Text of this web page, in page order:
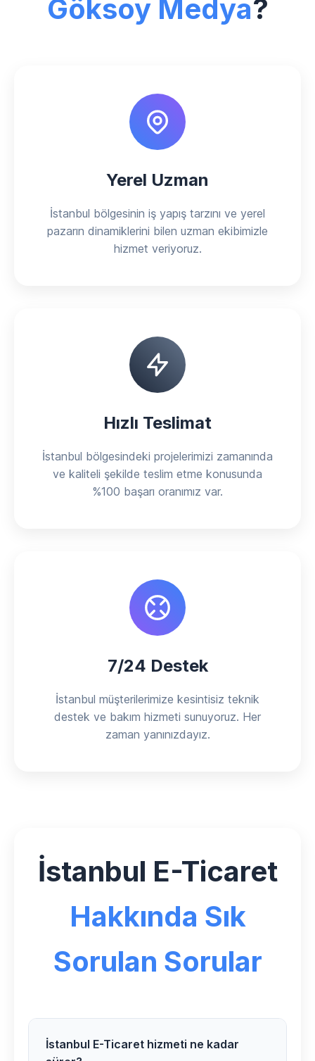
Göksoy Medya?
Yerel Uzman
İstanbul bölgesinin iş yapış tarzını ve yerel
pazarın dinamiklerini bilen uzman ekibimizle
hizmet veriyoruz.
Hızlı Teslimat
İstanbul bölgesindeki projelerimizi zamanında
ve kaliteli şekilde teslim etme konusunda
%100 başarı oranımız var.
7/24 Destek
İstanbul müşterilerimize kesintisiz teknik
destek ve bakım hizmeti sunuyoruz. Her
zaman yanınızdayız.
İstanbul E-Ticaret
Hakkında Sık
Sorulan Sorular
İstanbul E-Ticaret hizmeti ne kadar